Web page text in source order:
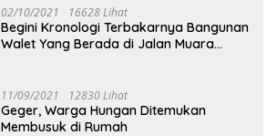
02/10/2021 16628 Lihat
Begini Kronologi Terbakarnya Bangunan
Walet Yang Berada di Jalan Muara
11/09/2021 12830 Lihat
Geger, Warga Hungan Ditemukan
Membusuk di Rumah